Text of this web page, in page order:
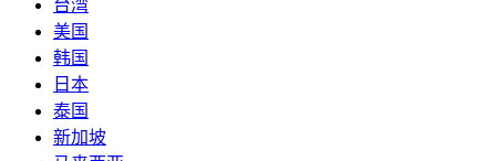
台湾
美国
韩国
日本
泰国
新加坡